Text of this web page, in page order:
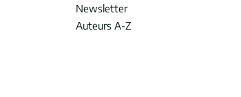
Newsletter
Auteurs A-Z